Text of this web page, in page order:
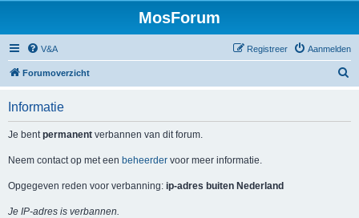
MosForum
V&A Aanmelden
Registreer
Forumoverzicht
Informatie
Je bentpermanent verbannen van dit forum.
Neem contact op met een beheerder voor meer informatie.
Opgegeven reden voor verbanning: ip-adres buiten Nederland
Je IP-adres is verbannen.